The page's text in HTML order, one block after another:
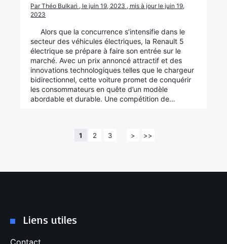
Par Théo Bulkari , le juin 19, 2023 , mis à jour le juin 19,
2023
Alors que la concurrence s’intensifie dans le
secteur des véhicules électriques, la Renault 5
électrique se prépare à faire son entrée sur le
marché. Avec un prix annoncé attractif et des
innovations technologiques telles que le chargeur
bidirectionnel, cette voiture promet de conquérir
les consommateurs en quête d’un modèle
abordable et durable. Une compétition de…
1 2 3 > >>
Liens utiles
Contact